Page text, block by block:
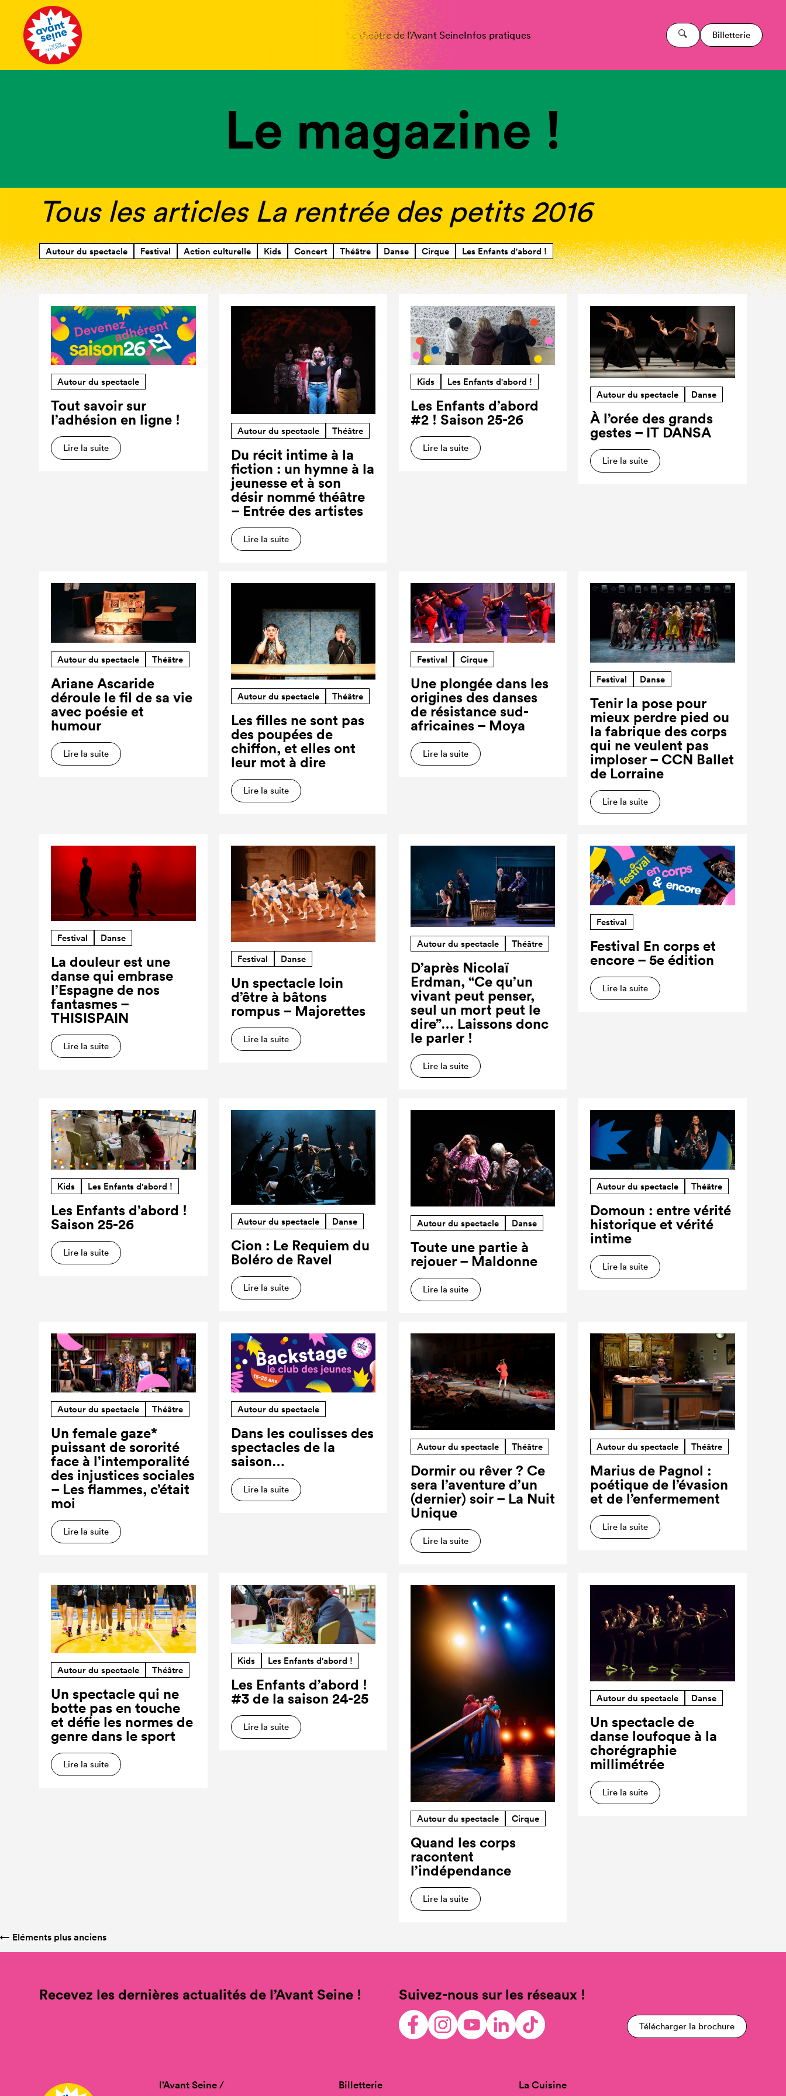
Le théâtre de l’Avant SeineInfos pratiques Billetterie
Le magazine !
Tous les articles La rentrée des petits 2016
Autour du spectacle Festival Action culturelle Kids Concert Théâtre Danse Cirque Les Enfants d'abord !
Autour du spectacle
Tout savoir sur
l’adhésion en ligne !
Lire la suite
Autour du spectacle Théâtre
Du récit intime à la
fiction : un hymne à la
jeunesse et à son
désir nommé théâtre
– Entrée des artistes
Lire la suite
Kids Les Enfants d'abord !
Les Enfants d’abord
#2 ! Saison 25-26
Lire la suite
Autour du spectacle Danse
À l’orée des grands
gestes – IT DANSA
Lire la suite
Autour du spectacle Théâtre
Ariane Ascaride
déroule le fil de sa vie
avec poésie et
humour
Lire la suite
Autour du spectacle Théâtre
Les filles ne sont pas
des poupées de
chiffon, et elles ont
leur mot à dire
Lire la suite
Festival Cirque
Une plongée dans les
origines des danses
de résistance sud-
africaines – Moya
Lire la suite
Festival Danse
Tenir la pose pour
mieux perdre pied ou
la fabrique des corps
qui ne veulent pas
imploser – CCN Ballet
de Lorraine
Lire la suite
Festival Danse
La douleur est une
danse qui embrase
l’Espagne de nos
fantasmes –
THISISPAIN
Lire la suite
Festival Danse
Un spectacle loin
d’être à bâtons
rompus – Majorettes
Lire la suite
Autour du spectacle Théâtre
D’après Nicolaï
Erdman, “Ce qu’un
vivant peut penser,
seul un mort peut le
dire”… Laissons donc
le parler !
Lire la suite
Festival
Festival En corps et
encore – 5e édition
Lire la suite
Kids Les Enfants d'abord !
Les Enfants d’abord !
Saison 25-26
Lire la suite
Autour du spectacle Danse
Cion : Le Requiem du
Boléro de Ravel
Lire la suite
Autour du spectacle Danse
Toute une partie à
rejouer – Maldonne
Lire la suite
Autour du spectacle Théâtre
Domoun : entre vérité
historique et vérité
intime
Lire la suite
Autour du spectacle Théâtre
Un female gaze*
puissant de sororité
face à l’intemporalité
des injustices sociales
– Les flammes, c’était
moi
Lire la suite
Autour du spectacle
Dans les coulisses des
spectacles de la
saison…
Lire la suite
Autour du spectacle Théâtre
Dormir ou rêver ? Ce
sera l’aventure d’un
(dernier) soir – La Nuit
Unique
Lire la suite
Autour du spectacle Théâtre
Marius de Pagnol :
poétique de l’évasion
et de l’enfermement
Lire la suite
Autour du spectacle Théâtre
Un spectacle qui ne
botte pas en touche
et défie les normes de
genre dans le sport
Lire la suite
Kids Les Enfants d'abord !
Les Enfants d’abord !
#3 de la saison 24-25
Lire la suite
Autour du spectacle Cirque
Quand les corps
racontent
l’indépendance
Lire la suite
Autour du spectacle Danse
Un spectacle de
danse loufoque à la
chorégraphie
millimétrée
Lire la suite
← Eléments plus anciens
Recevez les dernières actualités de l’Avant Seine ! Suivez-nous sur les réseaux !
Télécharger la brochure
l’Avant Seine /
Billetterie
La Cuisine